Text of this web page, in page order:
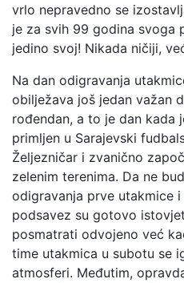
vrlo nepravedno se
je za svih 99 godina svoga
jedino svoj! Nikada ničiji,
Na dan odigravanja
obilježava još jedan važan
rođendan, a to je dan kada
primljen u Sarajevski
Željezničar i zvanično
zelenim terenima. Da ne
odigravanja prve utakmice
podsavez su gotovo
posmatrati odvojeno već
time utakmica u subotu se
atmosferi. Međutim,